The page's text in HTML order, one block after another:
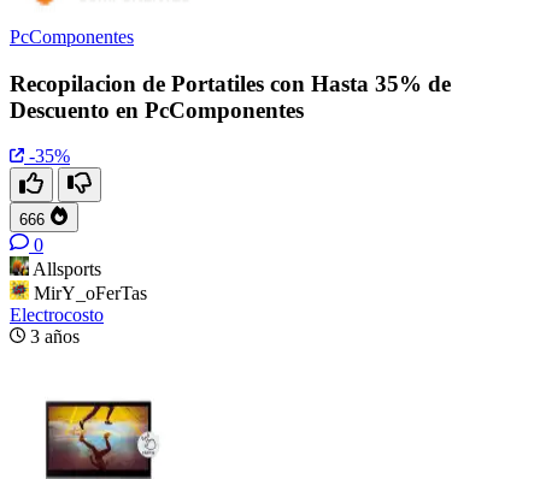
PcComponentes
Recopilacion de Portatiles con Hasta 35% de
Descuento en PcComponentes
-35%
666
0
Allsports
MirY_oFerTas
Electrocosto
3 años